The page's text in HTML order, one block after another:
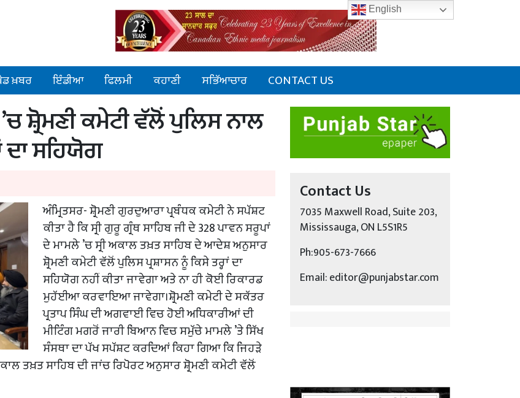
ਖ਼ਬਰ ਇੰਡੀਆ ਫਿਲਮੀ ਕਹਾਣੀ ਸਭਿੱਆਚਾਰ CONTACT US
ਸ਼੍ਰੋਮਣੀ ਕਮੇਟੀ ਵੱਲੋਂ ਪੁਲਿਸ ਨਾਲ
ਦਾ ਸਹਿਯੋਗ
ਅੰਮ੍ਰਿਤਸਰ- ਸ਼੍ਰੋਮਣੀ ਗੁਰਦੁਆਰਾ ਪ੍ਰਬੰਧਕ ਕਮੇਟੀ ਨੇ ਸਪੱਸ਼ਟ
ਕੀਤਾ ਹੈ ਕਿ ਸ੍ਰੀ ਗੁਰੂ ਗ੍ਰੰਥ ਸਾਹਿਬ ਜੀ ਦੇ 328 ਪਾਵਨ ਸਰੂਪਾਂ
ਦੇ ਮਾਮਲੇ ’ਚ ਸ੍ਰੀ ਅਕਾਲ ਤਖ਼ਤ ਸਾਹਿਬ ਦੇ ਆਦੇਸ਼ ਅਨੁਸਾਰ
ਸ਼੍ਰੋਮਣੀ ਕਮੇਟੀ ਵੱਲੋਂ ਪੁਲਿਸ ਪ੍ਰਸ਼ਾਸਨ ਨੂੰ ਕਿਸੇ ਤਰ੍ਹਾਂ ਦਾ
ਸਹਿਯੋਗ ਨਹੀਂ ਕੀਤਾ ਜਾਵੇਗਾ ਅਤੇ ਨਾ ਹੀ ਕੋਈ ਰਿਕਾਰਡ
ਮੁਹੱਈਆ ਕਰਵਾਇਆ ਜਾਵੇਗਾ।ਸ਼੍ਰੋਮਣੀ ਕਮੇਟੀ ਦੇ ਸਕੱਤਰ
ਪ੍ਰਤਾਪ ਸਿੰਘ ਦੀ ਅਗਵਾਈ ਵਿਚ ਹੋਈ ਅਧਿਕਾਰੀਆਂ ਦੀ
ਮੀਟਿੰਗ ਮਗਰੋਂ ਜਾਰੀ ਬਿਆਨ ਵਿਚ ਸਮੁੱਚੇ ਮਾਮਲੇ ’ਤੇ ਸਿੱਖ
ਸੰਸਥਾ ਦਾ ਪੱਖ ਸਪੱਸ਼ਟ ਕਰਦਿਆਂ ਕਿਹਾ ਗਿਆ ਕਿ ਜਿਹੜੇ
ਤਖ਼ਤ ਸਾਹਿਬ ਦੀ ਜਾਂਚ ਰਿਪੋਰਟ ਅਨੁਸਾਰ ਸ਼੍ਰੋਮਣੀ ਕਮੇਟੀ ਵੱਲੋਂ
Contact Us
7035 Maxwell Road, Suite 203,
Mississauga, ON L5S1R5
Ph:905-673-7666
Email: editor@punjabstar.com
English